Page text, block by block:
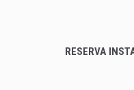
RESERVA